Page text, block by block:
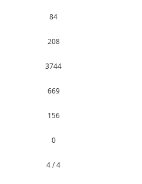
84
208
3744
669
156
0
4 / 4